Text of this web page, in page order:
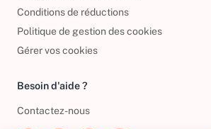
Conditions de réductions
Politique de gestion des cookies
Gérer vos cookies
Besoin d'aide ?
Contactez-nous